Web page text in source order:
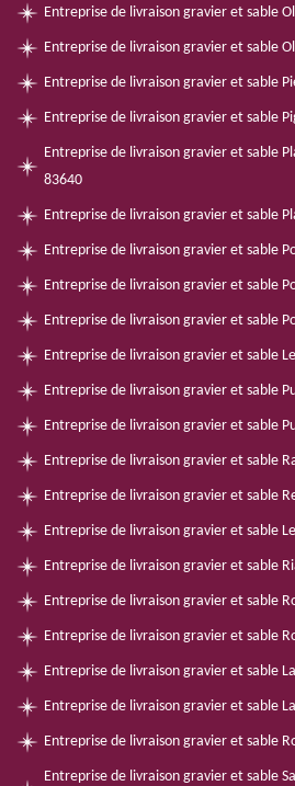
Entreprise de livraison gravier et sable
Entreprise de livraison gravier et sable
Entreprise de livraison gravier et sable
Entreprise de livraison gravier et sable
Entreprise de livraison gravier et sable
83640
Entreprise de livraison gravier et sable
Entreprise de livraison gravier et sable
Entreprise de livraison gravier et sable
Entreprise de livraison gravier et sable
Entreprise de livraison gravier et sable
Entreprise de livraison gravier et sable
Entreprise de livraison gravier et sable
Entreprise de livraison gravier et sable
Entreprise de livraison gravier et sable
Entreprise de livraison gravier et sable
Entreprise de livraison gravier et sable
Entreprise de livraison gravier et sable
Entreprise de livraison gravier et sable
Entreprise de livraison gravier et sable
Entreprise de livraison gravier et sable
Entreprise de livraison gravier et sable
Entreprise de livraison gravier et sable